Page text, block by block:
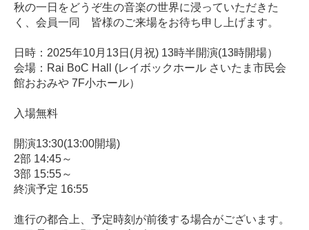
秋の一日をどうぞ生の音楽の世界に浸っていただきた
く、会員一同 皆様のご来場をお待ち申し上げます。
日時：2025年10月13日(月祝) 13時半開演(13時開場）
会場：Rai BoC Hall (レイボックホール さいたま市民会
館おおみや 7F小ホール）
入場無料
開演13:30(13:00開場)
2部 14:45～
3部 15:55～
終演予定 16:55
進行の都合上、予定時刻が前後する場合がございます。